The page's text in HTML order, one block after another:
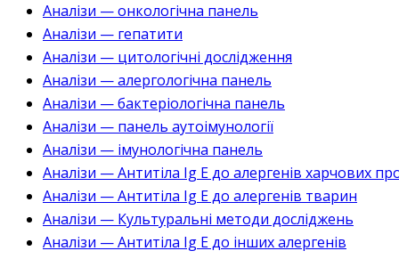
Аналізи — онкологічна панель
Аналізи — гепатити
Аналізи — цитологічні дослідження
Аналізи — алергологічна панель
Аналізи — бактеріологічна панель
Аналізи — панель аутоімунології
Аналізи — імунологічна панель
Аналізи — Антитіла Ig E до алергенів харчових
Аналізи — Антитіла Ig E до алергенів тварин
Аналізи — Культуральні методи досліджень
Аналізи — Антитіла Ig E до інших алергенів